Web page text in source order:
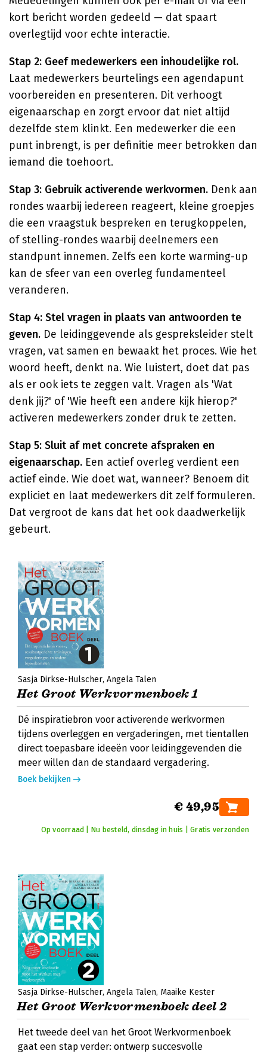
kort bericht worden gedeeld — dat spaart
overlegtijd voor echte interactie.
Stap 2: Geef medewerkers een inhoudelijke rol.
Laat medewerkers beurtelings een agendapunt
voorbereiden en presenteren. Dit verhoogt
eigenaarschap en zorgt ervoor dat niet altijd
dezelfde stem klinkt. Een medewerker die een
punt inbrengt, is per definitie meer betrokken dan
iemand die toehoort.
Stap 3: Gebruik activerende werkvormen. Denk aan
rondes waarbij iedereen reageert, kleine groepjes
die een vraagstuk bespreken en terugkoppelen,
of stelling-rondes waarbij deelnemers een
standpunt innemen. Zelfs een korte warming-up
kan de sfeer van een overleg fundamenteel
veranderen.
Stap 4: Stel vragen in plaats van antwoorden te
geven. De leidinggevende als gespreksleider stelt
vragen, vat samen en bewaakt het proces. Wie het
woord heeft, denkt na. Wie luistert, doet dat pas
als er ook iets te zeggen valt. Vragen als 'Wat
denk jij?' of 'Wie heeft een andere kijk hierop?'
activeren medewerkers zonder druk te zetten.
Stap 5: Sluit af met concrete afspraken en
eigenaarschap. Een actief overleg verdient een
actief einde. Wie doet wat, wanneer? Benoem dit
expliciet en laat medewerkers dit zelf formuleren.
Dat vergroot de kans dat het ook daadwerkelijk
gebeurt.
Sasja Dirkse-Hulscher Angela Talen
Het Groot Werkvormenboek 1
Dé inspiratiebron voor activerende werkvormen
tijdens overleggen en vergaderingen, met tientallen
direct toepasbare ideeën voor leidinggevenden die
meer willen dan de standaard vergadering.
Boek bekijken
€ 49,95
Op voorraad | Nu besteld, dinsdag in huis | Gratis verzonden
Sasja Dirkse-Hulscher Angela Talen Maaike Kester
Het Groot Werkvormenboek deel 2
Het tweede deel van het Groot Werkvormenboek
gaat een stap verder: ontwerp succesvolle